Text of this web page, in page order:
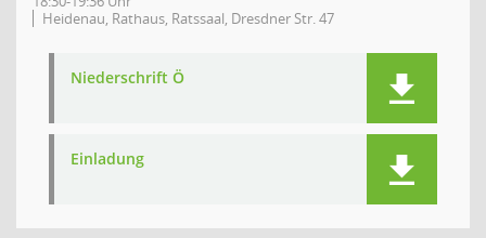
Heidenau, Rathaus, Ratssaal, Dresdner Str. 47
Niederschrift Ö
Einladung